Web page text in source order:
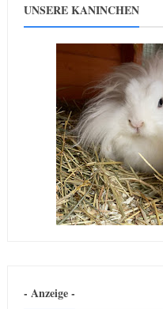
UNSERE KANINCHEN
- Anzeige -